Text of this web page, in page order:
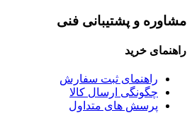
مشاوره و پشتیبانی فنی
راهنمای خرید
راهنمای ثبت سفارش
چگونگی ارسال کالا
پرسش های متداول